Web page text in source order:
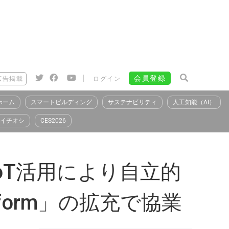
告掲載 | ログイン 会員登録
ーム スマートビルディング サステナビリティ 人工知能（AI）
イチオシ CES2026
活用により自立的
」の拡充で協業